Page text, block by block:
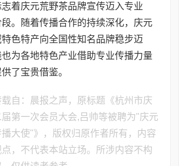
着庆元荒野茶品牌宣传迈入专业
。随着传播合作的持续深化，庆元
色特产向全国性知名品牌稳步迈
为各地特色产业借助专业传播力量
了宝贵借鉴。
自：晨报之声，原标题《杭州市庆
第一次会员大会,吕帅等被聘为"庆元
大使"》，版权归原作者所有，内容
，不代表本站立场。所涉内容不构